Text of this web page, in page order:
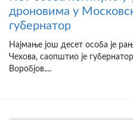
дроновима у
губернатор
Најмање још десет особа је
Чехова, саопштио је
Воробјов....